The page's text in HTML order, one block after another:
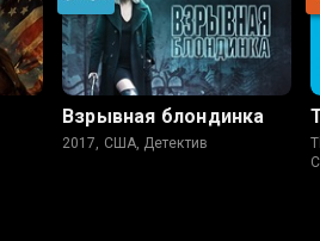
Взрывная блондинка
2017, США, Детектив